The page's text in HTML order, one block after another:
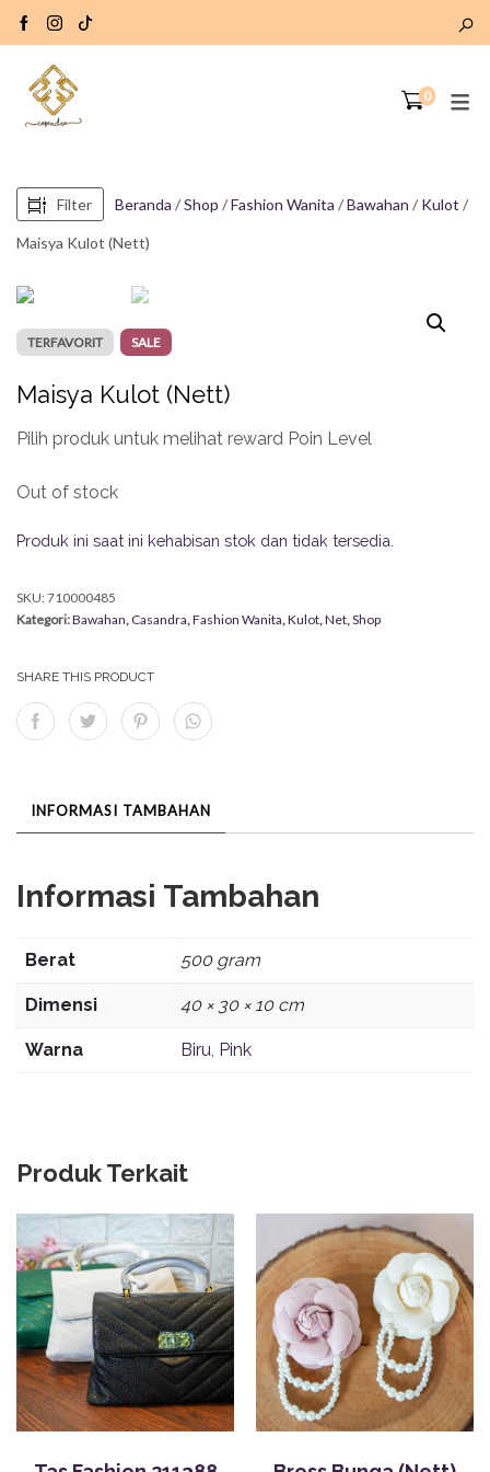
0
Filter Beranda /Shop /Fashion Wanita /Bawahan / Kulot /
Maisya Kulot (Nett)
TERFAVORIT SALE
Maisya Kulot (Nett)
Pilih produk untuk melihat reward Poin Level
Out of stock
Produk ini saat ini kehabisan stok dan tidak tersedia.
SKU:710000485
Kategori:Bawahan, Casandra,Fashion Wanita,Kulot,Net,Shop
SHARE THIS PRODUCT
INFORMASI TAMBAHAN
Informasi Tambahan
Berat 500 gram
Dimensi 40 × 30 × 10 cm
Warna Biru, Pink
Produk Terkait